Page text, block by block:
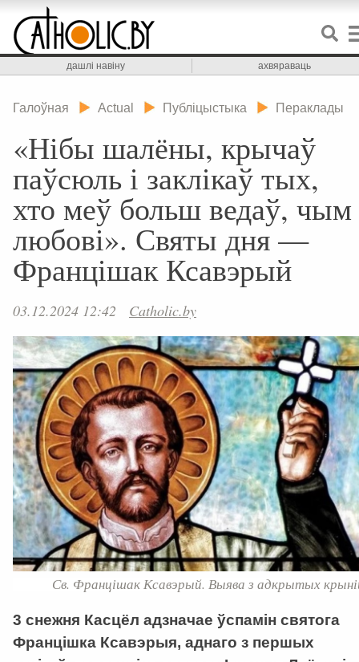
дашлі навіну ахвяраваць
Галоўная Actual Публіцыстыка Пераклады
«Нібы шалёны, крычаў
паўсюль і заклікаў тых,
хто меў больш ведаў, чым
любові». Святы дня —
Францішак Ксавэрый
03.12.2024 12:42 Catholic.by
Св. Францішак Ксавэрый. Выява з адкрытых
3 снежня Касцёл адзначае ўспамін святога
Францішка Ксавэрыя, аднаго з першых